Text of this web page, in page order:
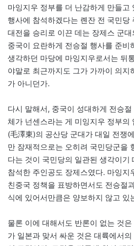
마잉지우 정부를 더 난감하게 만들고
행사에 참석하겠다는 롄잔 전 국민당
대전을 승리로 이끈 데는 장제스 군
중국이 요란하게 전승절 행사를 준비
생각하던 마당에 마잉지우로서는 뒤
야말로 최근까지도 그가 가까이 의지
가 아니던가.
다시 말해서, 중국이 성대하게 전승
체가 넌센스라는 게 미잉지우 정부의
(毛澤東)의 공산당 군대가 대일 전쟁
만 잠재적으로는 오히려 국민당군을
다는 것이 국민당의 일관된 생각이기
참석한 주인공도 장제스였다. 마잉지
친중국 정책을 표방하면서도 전승절
식에 있어서만큼은 양보하지 않고 있
물론 이에 대해서도 반론이 없는 것
가 일본과 맞서 싸운 것은 대륙에서